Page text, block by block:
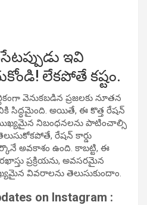
ఇవి
లేకపోతే కష్టం.
వెనుకబడిన ప్రజలకు నూతన
సిద్ధమైంది. అయితే, ఈ కొత్త రేషన్
నిబంధనలను పాటించాల్సి
రేషన్ కార్డు
అవకాశం ఉంది. కాబట్టి, ఈ
ప్రక్రియను, అవసరమైన
వివరాలను తెలుసుకుందాం.
on Instagram :